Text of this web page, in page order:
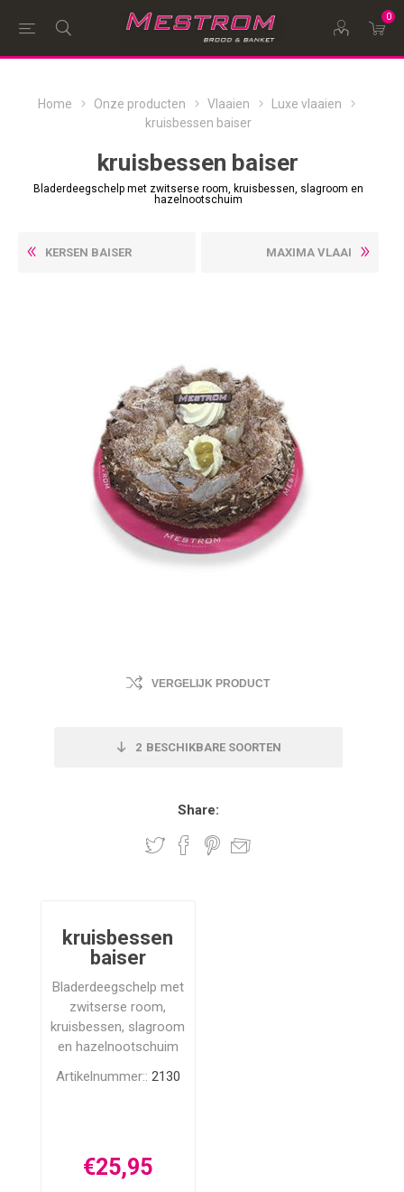
0
Home Onze producten Vlaaien
Luxe vlaaien
kruisbessen baiser
kruisbessen baiser
Bladerdeegschelp met zwitserse room, kruisbessen, slagroom en
hazelnootschuim
KERSEN BAISER MAXIMA VLAAI
VERGELIJK PRODUCT
2 BESCHIKBARE SOORTEN
Share:
kruisbessen
baiser
Bladerdeegschelp met
zwitserse room,
kruisbessen, slagroom
en hazelnootschuim
Artikelnummer:: 2130
€25,95